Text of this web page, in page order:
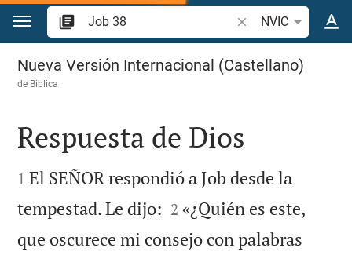
Ir a un contenido
Buscar versículo
NVIC
Job 38
Nueva Versión Internacional (Castellano)
de Biblica

Respuesta de Dios

1 El SEÑOR respondió a Job desde la
tempestad. Le dijo: 

2 «¿Quién es este,
que oscurece mi consejo con palabras